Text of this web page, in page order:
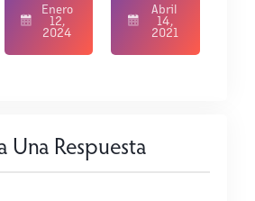
Enero
12,
2024
Abril
14,
2021
Una Respuesta